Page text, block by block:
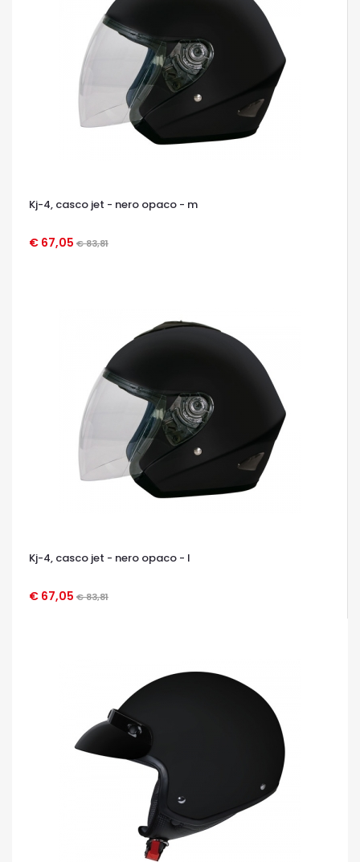
Kj-4, casco jet - nero opaco - m
€ 67,05 € 83,81
OCCHIATA VELOCE
Kj-4, casco jet - nero opaco - l
€ 67,05 € 83,81
OCCHIATA VELOCE